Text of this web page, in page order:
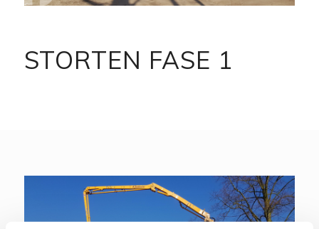
STORTEN FASE 1